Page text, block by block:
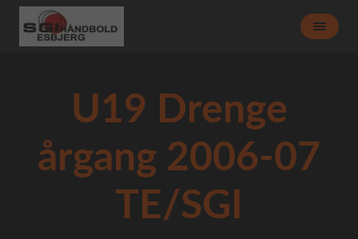
U19 Drenge
årgang 2006-07
TE/SGI